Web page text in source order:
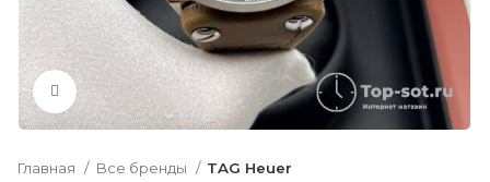
Нажмите, чтобы увеличить
Главная Все бренды TAG Heuer